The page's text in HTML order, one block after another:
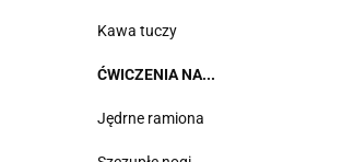
Kawa tuczy
ĆWICZENIA NA...
Jędrne ramiona